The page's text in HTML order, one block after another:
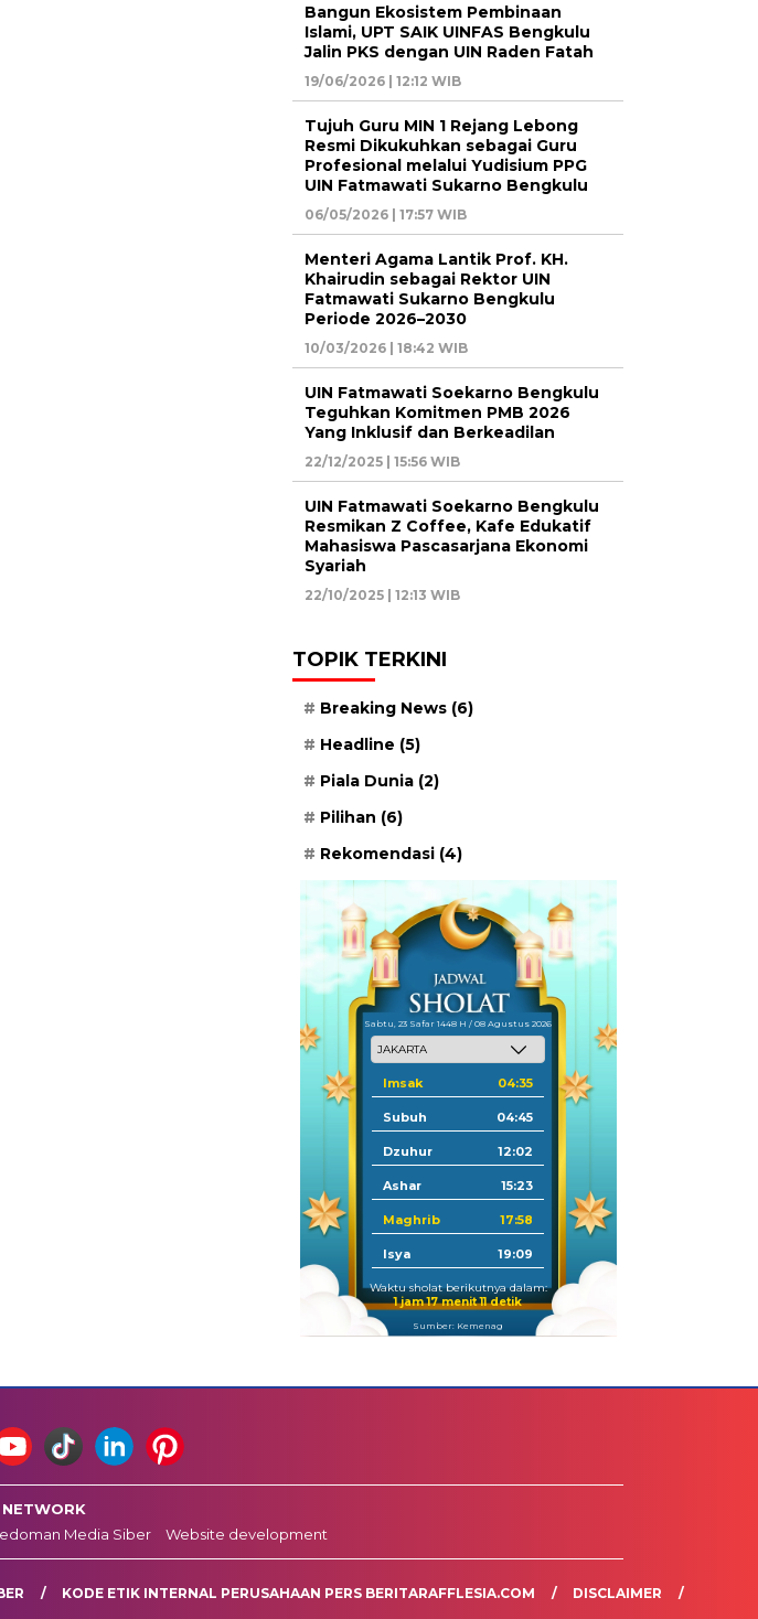
Bangun Ekosistem Pembinaan
Islami, UPT SAIK UINFAS Bengkulu
Jalin PKS dengan UIN Raden Fatah
19/06/2026 | 12:12 WIB
Tujuh Guru MIN 1 Rejang Lebong
Resmi Dikukuhkan sebagai Guru
Profesional melalui Yudisium PPG
UIN Fatmawati Sukarno Bengkulu
06/05/2026 | 17:57 WIB
Menteri Agama Lantik Prof. KH.
Khairudin sebagai Rektor UIN
Fatmawati Sukarno Bengkulu
Periode 2026–2030
10/03/2026 | 18:42 WIB
UIN Fatmawati Soekarno Bengkulu
Teguhkan Komitmen PMB 2026
Yang Inklusif dan Berkeadilan
22/12/2025 | 15:56 WIB
UIN Fatmawati Soekarno Bengkulu
Resmikan Z Coffee, Kafe Edukatif
Mahasiswa Pascasarjana Ekonomi
Syariah
22/10/2025 | 12:13 WIB
TOPIK TERKINI
Breaking News (6)
Headline (5)
Piala Dunia (2)
Pilihan (6)
Rekomendasi (4)
Sabtu, 23 Safar 1448 H / 08 Agustus 2026
Imsak 04:35
Subuh 04:45
Dzuhur 12:02
Ashar 15:23
Maghrib 17:58
Isya 19:09
Waktu sholat berikutnya dalam:
1 jam 17 menit 11 detik
Sumber: Kemenag
Media Siber Website development
KODE ETIK INTERNAL PERUSAHAAN PERS BERITARAFFLESIA.COM DISCLAIMER